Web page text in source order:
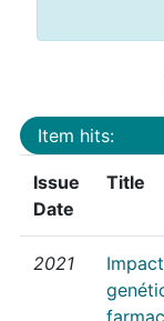
Item hits:
Issue
Date
Title
2021